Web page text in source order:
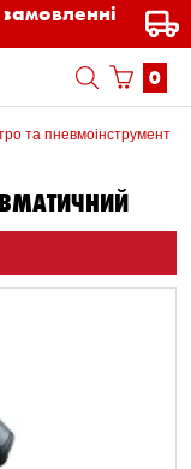
0
та пневмоінструмент